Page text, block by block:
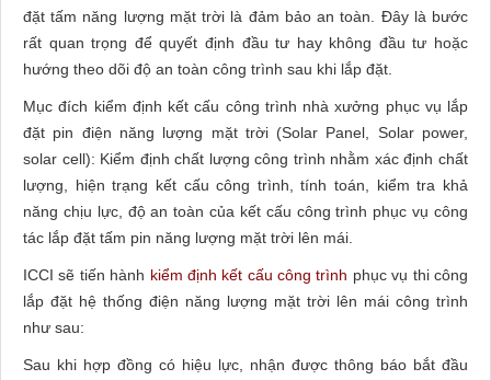
đặt tấm năng lượng mặt trời là đảm bảo an toàn. Đây là bước
rất quan trọng để quyết định đầu tư hay không đầu tư hoặc
hướng theo dõi độ an toàn công trình sau khi lắp đặt.
Mục đích kiểm định kết cấu công trình nhà xưởng phục vụ lắp
đặt pin điện năng lượng mặt trời (Solar Panel, Solar power,
solar cell): Kiểm định chất lượng công trình nhằm xác định chất
lượng, hiện trạng kết cấu công trình, tính toán, kiểm tra khả
năng chịu lực, độ an toàn của kết cấu công trình phục vụ công
tác lắp đặt tấm pin năng lượng mặt trời lên mái.
ICCI sẽ tiến hành kiểm định kết cấu công trình phục vụ thi công
lắp đặt hệ thống điện năng lượng mặt trời lên mái công trình
như sau:
Sau khi hợp đồng có hiệu lực, nhận được thông báo bắt đầu